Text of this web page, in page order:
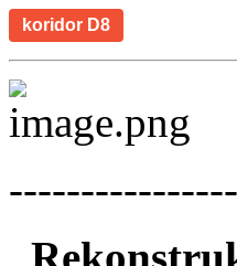
koridor D8